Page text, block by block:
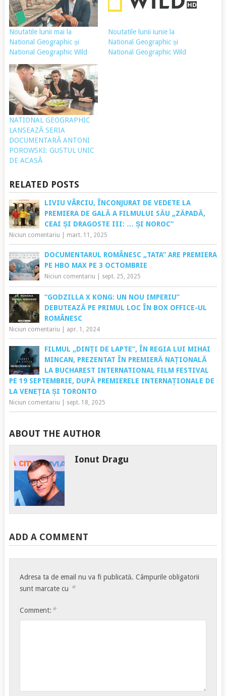
Noutatile lunii mai la
National Geographic și
National Geographic Wild
Noutatile lunii iunie la
National Geographic și
National Geographic Wild
NATIONAL GEOGRAPHIC
LANSEAZĂ SERIA
DOCUMENTARĂ ANTONI
POROWSKI: GUSTUL UNIC
DE ACASĂ
RELATED POSTS
LIVIU VÂRCIU, ÎNCONJURAT DE VEDETE LA
PREMIERA DE GALĂ A FILMULUI SĂU „ZĂPADĂ,
CEAI ȘI DRAGOSTE III: … ȘI NOROC”
Niciun comentariu mart. 11, 2025
DOCUMENTARUL ROMÂNESC „TATA” ARE PREMIERA
PE HBO MAX PE 3 OCTOMBRIE
Niciun comentariu sept. 25, 2025
“GODZILLA X KONG: UN NOU IMPERIU”
DEBUTEAZĂ PE PRIMUL LOC ÎN BOX OFFICE-UL
ROMÂNESC
Niciun comentariu apr. 1, 2024
FILMUL „DINȚI DE LAPTE”, ÎN REGIA LUI MIHAI
MINCAN, PREZENTAT ÎN PREMIERĂ NAȚIONALĂ
LA BUCHAREST INTERNATIONAL FILM FESTIVAL
PE 19 SEPTEMBRIE, DUPĂ PREMIERELE INTERNAȚIONALE DE
LA VENEȚIA ȘI TORONTO
Niciun comentariu sept. 18, 2025
ABOUT THE AUTHOR
Ionut Dragu
ADD A COMMENT
Adresa ta de email nu va fi publicată. Câmpurile obligatorii
sunt marcate cu *
Comment: *